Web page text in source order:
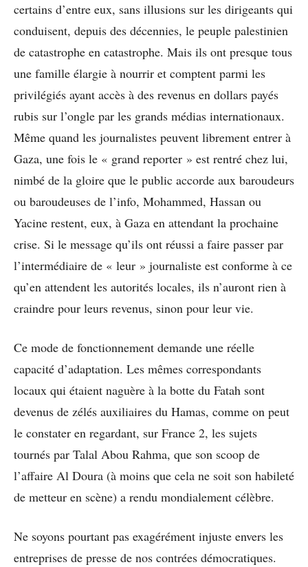
certains d’entre eux, sans illusions sur les dirigeants qui
conduisent, depuis des décennies, le peuple palestinien
de catastrophe en catastrophe. Mais ils ont presque tous
une famille élargie à nourrir et comptent parmi les
privilégiés ayant accès à des revenus en dollars payés
rubis sur l’ongle par les grands médias internationaux.
Même quand les journalistes peuvent librement entrer à
Gaza, une fois le « grand reporter » est rentré chez lui,
nimbé de la gloire que le public accorde aux baroudeurs
ou baroudeuses de l’info, Mohammed, Hassan ou
Yacine restent, eux, à Gaza en attendant la prochaine
crise. Si le message qu’ils ont réussi a faire passer par
l’intermédiaire de « leur » journaliste est conforme à ce
qu’en attendent les autorités locales, ils n’auront rien à
craindre pour leurs revenus, sinon pour leur vie.
Ce mode de fonctionnement demande une réelle
capacité d’adaptation. Les mêmes correspondants
locaux qui étaient naguère à la botte du Fatah sont
devenus de zélés auxiliaires du Hamas, comme on peut
le constater en regardant, sur France 2, les sujets
tournés par Talal Abou Rahma, que son scoop de
l’affaire Al Doura (à moins que cela ne soit son habileté
de metteur en scène) a rendu mondialement célèbre.
Ne soyons pourtant pas exagérément injuste envers les
entreprises de presse de nos contrées démocratiques.